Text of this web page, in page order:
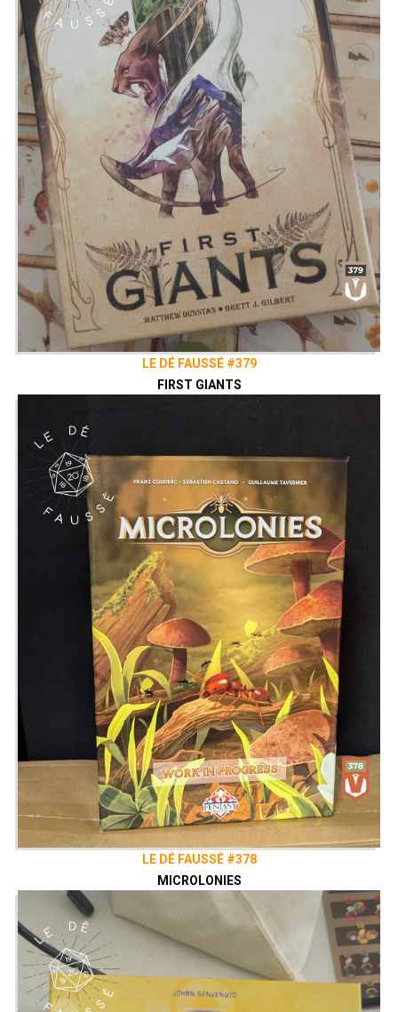
LE DÉ FAUSSÉ #379
FIRST GIANTS
LE DÉ FAUSSÉ #378
MICROLONIES